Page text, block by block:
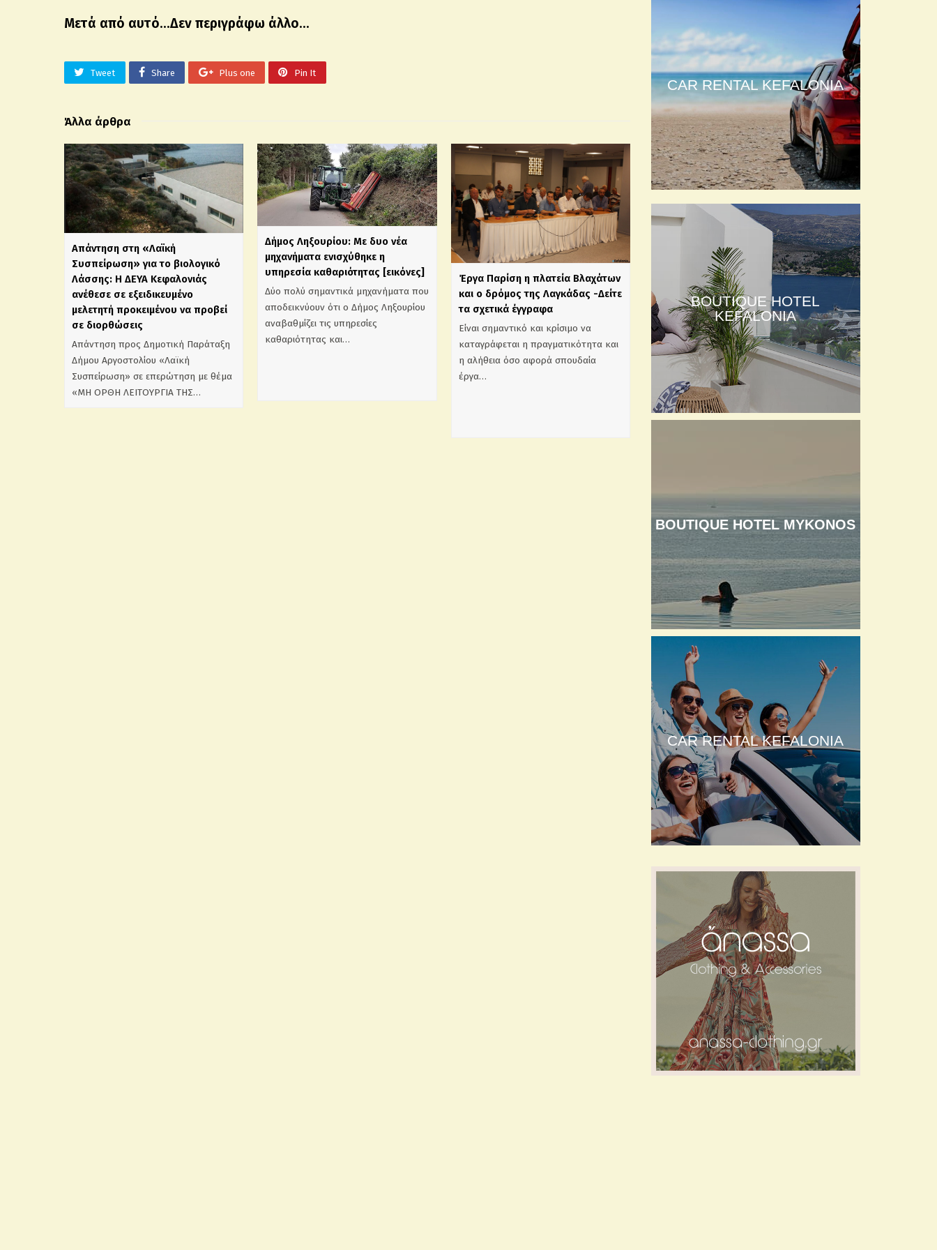
Μετά από αυτό…Δεν περιγράφω άλλο…
Tweet Share Plus one Pin It
Άλλα άρθρα
Απάντηση στη «Λαϊκή
Συσπείρωση» για το βιολογικό
Λάσσης: Η ΔΕΥΑ Κεφαλονιάς
ανέθεσε σε εξειδικευμένο
μελετητή προκειμένου να προβεί
σε διορθώσεις
Απάντηση προς Δημοτική Παράταξη
Δήμου Αργοστολίου «Λαϊκή
Συσπείρωση» σε επερώτηση με θέμα
«ΜΗ ΟΡΘΗ ΛΕΙΤΟΥΡΓΙΑ ΤΗΣ…
Δήμος Ληξουρίου: Με δυο νέα
μηχανήματα ενισχύθηκε η
υπηρεσία καθαριότητας [εικόνες]
Δύο πολύ σημαντικά μηχανήματα που
αποδεικνύουν ότι ο Δήμος Ληξουρίου
αναβαθμίζει τις υπηρεσίες
καθαριότητας και…
Έργα Παρίση η πλατεία Βλαχάτων
και ο δρόμος της Λαγκάδας -Δείτε
τα σχετικά έγγραφα
Είναι σημαντικό και κρίσιμο να
καταγράφεται η πραγματικότητα και
η αλήθεια όσο αφορά σπουδαία
έργα…
CAR RENTAL KEFALONIA
BOUTIQUE HOTEL
KEFALONIA
BOUTIQUE HOTEL MYKONOS
CAR RENTAL KEFALONIA